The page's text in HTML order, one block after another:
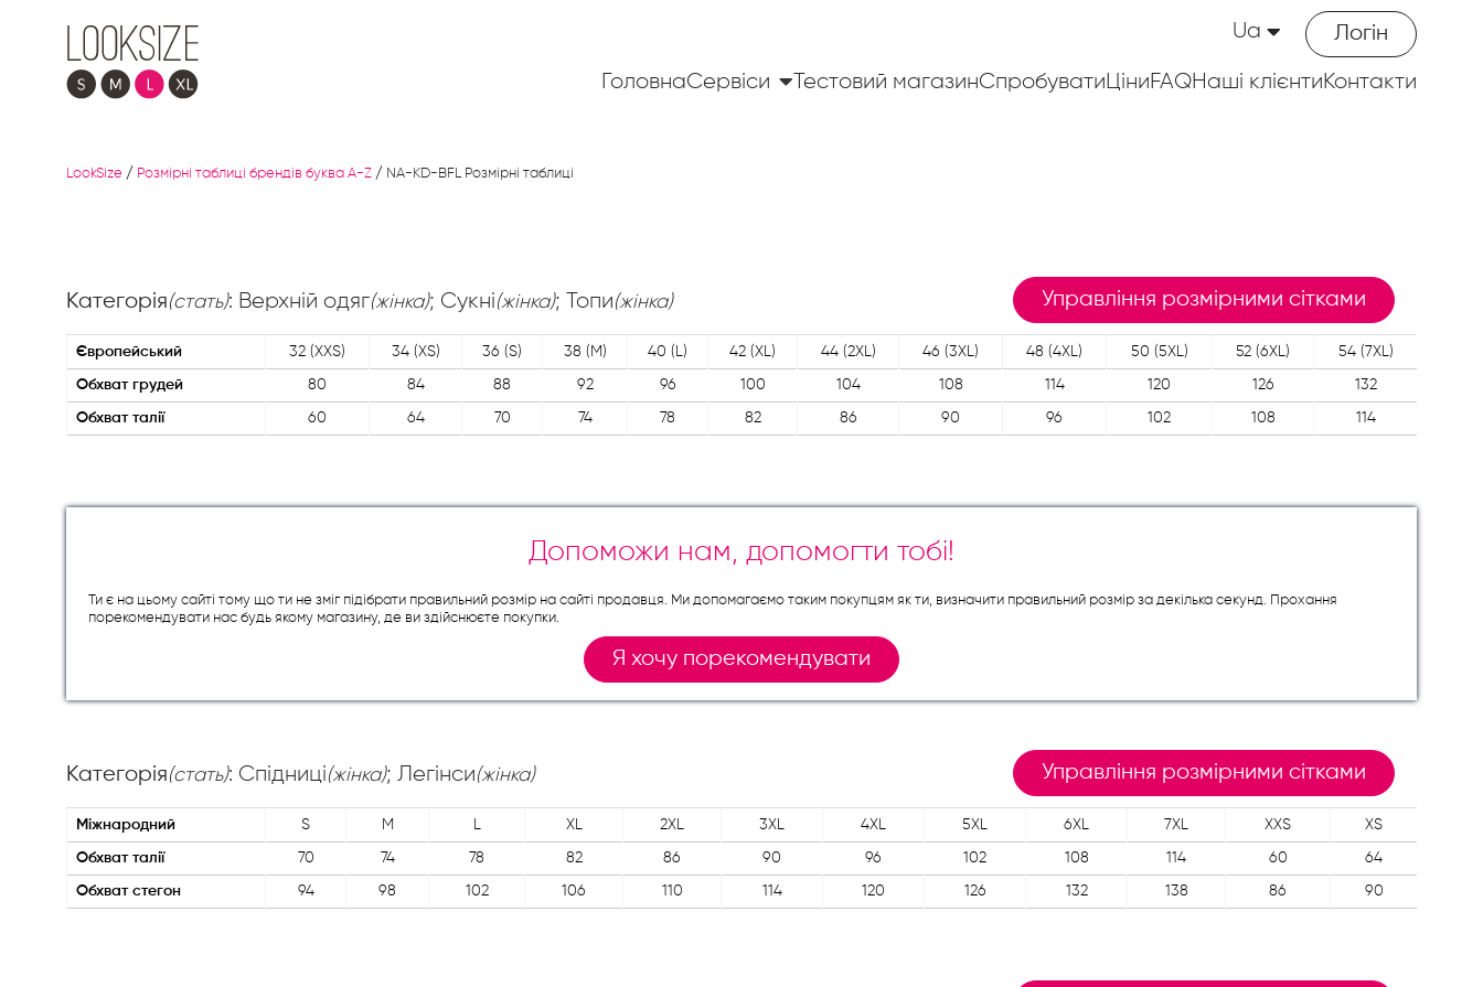
Логін
Ua
ГоловнаСервіси Тестовий магазинСпробуватиЦіниFAQНаші клієнтиКонтакти
LookSize / Розмірні таблиці брендів буква A-Z / NA-KD-BFL Розмірні таблиці
Категорія(стать): Верхній одяг(жінка); Сукні(жінка); Топи(жінка) Управління розмірними сітками
Європейський 32 (XXS) 34 (XS) 36 (S) 38 (M) 40 (L) 42 (XL) 44 (2XL) 46 (3XL) 48 (4XL) 50 (5XL) 52 (6XL) 54 (7XL)
Обхват грудей 80 84 88 92 96 100 104 108 114 120 126 132
Обхват талії 60 64 70 74 78 82 86 90 96 102 108 114
Допоможи нам, допомогти тобі!
Ти є на цьому сайті тому що ти не зміг підібрати правильний розмір на сайті продавця. Ми допомагаємо таким покупцям як ти, визначити правильний розмір за декілька секунд. Прохання
порекомендувати нас будь якому магазину, де ви здійснюєте покупки.
Я хочу порекомендувати
Категорія(стать): Спідниці(жінка); Легінси(жінка) Управління розмірними сітками
Міжнародний S M L XL 2XL 3XL 4XL 5XL 6XL 7XL XXS XS
Обхват талії 70 74 78 82 86 90 96 102 108 114 60 64
Обхват стегон 94 98 102 106 110 114 120 126 132 138 86 90